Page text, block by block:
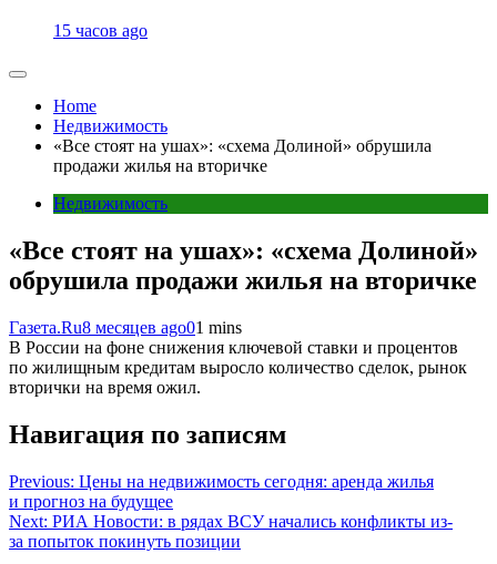
15 часов ago
Home
Недвижимость
«Все стоят на ушах»: «схема Долиной» обрушила
продажи жилья на вторичке
Недвижимость
«Все стоят на ушах»: «схема Долиной»
обрушила продажи жилья на вторичке
Газета.Ru8 месяцев ago01 mins
В России на фоне снижения ключевой ставки и процентов
по жилищным кредитам выросло количество сделок, рынок
вторички на время ожил.
Навигация по записям
Previous: Цены на недвижимость сегодня: аренда жилья
и прогноз на будущее
Next: РИА Новости: в рядах ВСУ начались конфликты из-
за попыток покинуть позиции